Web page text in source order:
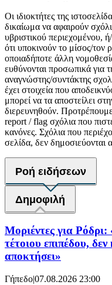
Οι ιδιοκτήτες της
δικαίωμα να αφαιρούν
υβριστικού περιεχομένου,
ότι υποκινούν το μίσος/
οποιαδήποτε άλλη
ευθύνονται προσωπικά για
αναγνώστης/συντάκτης
έχει στοιχεία που
μπορεί να τα αποστείλει
διερευνηθούν.
report / flag σχόλια που
κανόνες. Σχόλια που
σελίδα, δεν δημοσιεύονται
Ροή ειδήσεων
Δημοφιλή
Μοριέντες για Ρόδρι:
τέτοιου επιπέδου,
αποκτήσει»
Γήπεδο|07.08.2026 23:00